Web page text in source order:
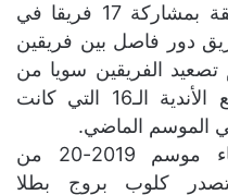
ومن أجل تجنب إقامة المسابقة بمشاركة 17 فريقا في
دور فاصل بين فريقين
تصعيد الفريقين سويا من
دوري الدرجة الثانية إلى جميع الأندية الـ16 التي كانت
الموسم الماضي.
وأعلن الاتحاد البلجيكي، إنهاء موسم 2019-20 من
كلوب بروج بطلا